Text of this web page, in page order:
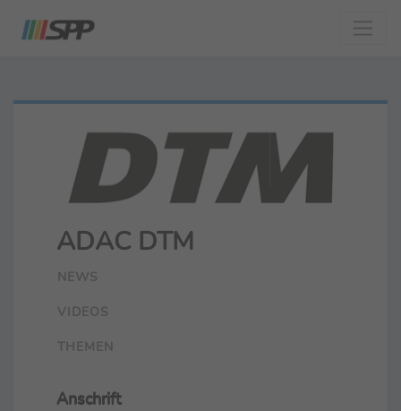
ADAC DTM
NEWS
VIDEOS
THEMEN
Anschrift